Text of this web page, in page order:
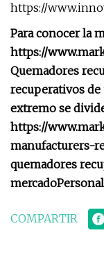
https://
Para conocer la
https://
Quemadores
recuperativos
extremo se
https://
manufacturers-
quemadores
mercado
COMPARTIR